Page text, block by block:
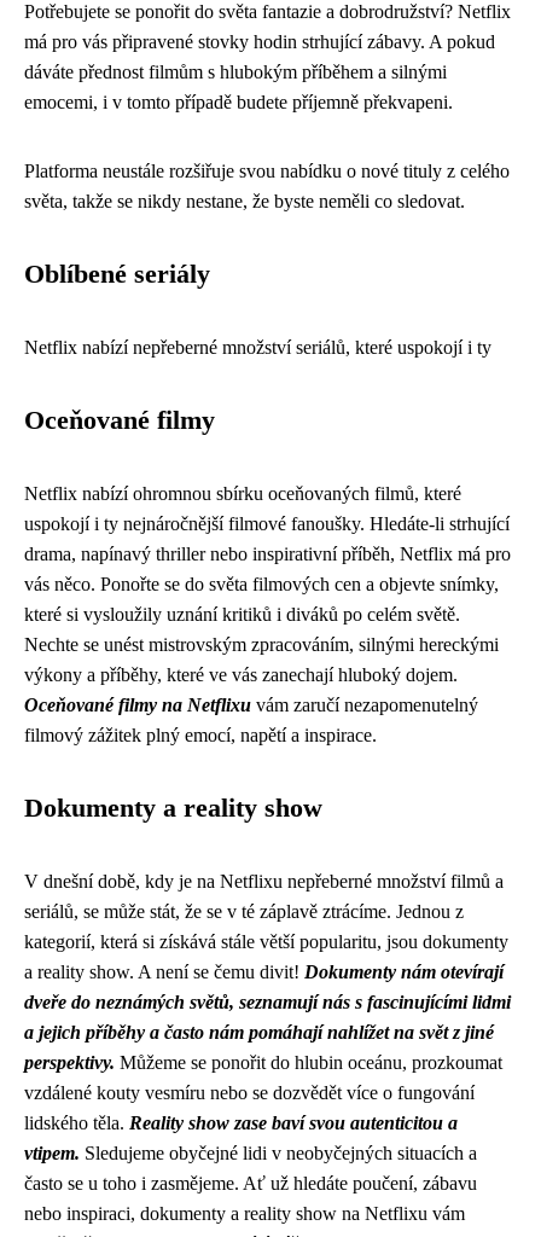
Potřebujete se ponořit do světa fantazie a dobrodružství? Netflix
má pro vás připravené stovky hodin strhující zábavy. A pokud
dáváte přednost filmům s hlubokým příběhem a silnými
emocemi, i v tomto případě budete příjemně překvapeni.
Platforma neustále rozšiřuje svou nabídku o nové tituly z celého
světa, takže se nikdy nestane, že byste neměli co sledovat.
Oblíbené seriály
Netflix nabízí nepřeberné množství seriálů, které uspokojí i ty
Oceňované filmy
Netflix nabízí ohromnou sbírku oceňovaných filmů, které
uspokojí i ty nejnáročnější filmové fanoušky. Hledáte-li strhující
drama, napínavý thriller nebo inspirativní příběh, Netflix má pro
vás něco. Ponořte se do světa filmových cen a objevte snímky,
které si vysloužily uznání kritiků i diváků po celém světě.
Nechte se unést mistrovským zpracováním, silnými hereckými
výkony a příběhy, které ve vás zanechají hluboký dojem.
Oceňované filmy na Netflixu vám zaručí nezapomenutelný
filmový zážitek plný emocí, napětí a inspirace.
Dokumenty a reality show
V dnešní době, kdy je na Netflixu nepřeberné množství filmů a
seriálů, se může stát, že se v té záplavě ztrácíme. Jednou z
kategorií, která si získává stále větší popularitu, jsou dokumenty
a reality show. A není se čemu divit! Dokumenty nám otevírají
dveře do neznámých světů, seznamují nás s fascinujícími lidmi
a jejich příběhy a často nám pomáhají nahlížet na svět z jiné
perspektivy. Můžeme se ponořit do hlubin oceánu, prozkoumat
vzdálené kouty vesmíru nebo se dozvědět více o fungování
lidského těla. Reality show zase baví svou autenticitou a
vtipem. Sledujeme obyčejné lidi v neobyčejných situacích a
často se u toho i zasmějeme. Ať už hledáte poučení, zábavu
nebo inspiraci, dokumenty a reality show na Netflixu vám